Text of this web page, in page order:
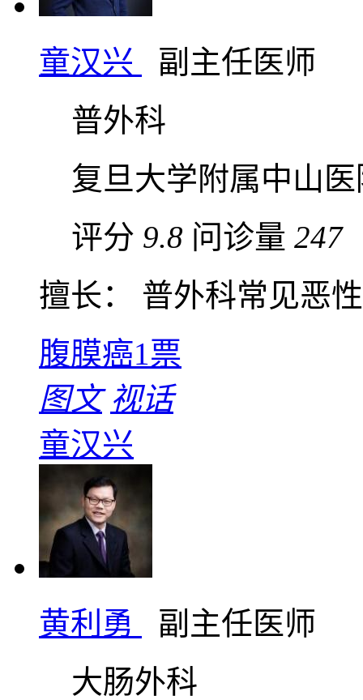
童汉兴
副主任医师
普外科
复旦大学附属中山医
评分 9.8 问诊量 247
擅长： 普外科常见恶
腹膜癌1票
图文 视话
童汉兴
黄利勇
副主任医师
大肠外科